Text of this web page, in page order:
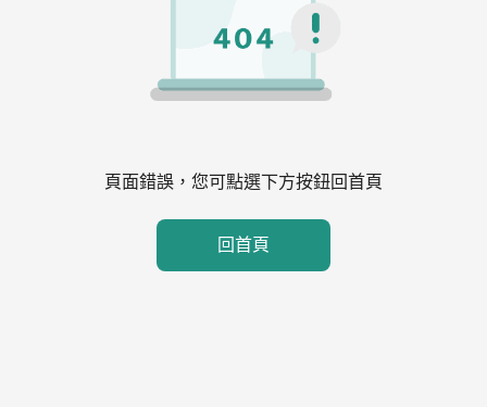
頁面錯誤，您可點選下方按鈕回首頁
回首頁